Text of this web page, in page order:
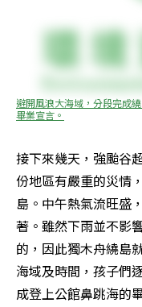
避開風浪大海域，分段完成
畢業宣言。
接下來幾天，強颱谷
份地區有嚴重的災情
島。中午熱氣流旺盛
著。雖然下雨並不影
的，因此獨木舟繞島
海域及時間，孩子們
成登上公館鼻跳海的